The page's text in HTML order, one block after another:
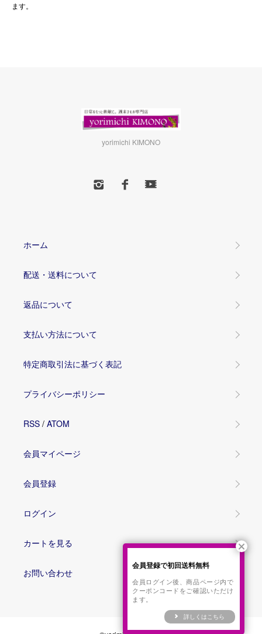
ます。
yorimichi KIMONO
ホーム
配送・送料について
返品について
支払い方法について
特定商取引法に基づく表記
プライバシーポリシー
RSS / ATOM
会員マイページ
会員登録
ログイン
カートを見る
お問い合わせ
会員登録で初回送料無料
会員ログイン後、商品ページ内で
クーポンコードをご確認いただけ
ます。
詳しくはこちら